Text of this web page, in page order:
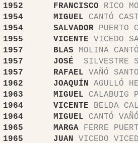
RICO
MIGUEL CANTÓ
PUERTO
VICENTE VICEDO
BLAS MOLINA
JOSÉ SILVESTRE
RAFAEL VAÑÓ
JOAQUÍN AGULLÓ
MIGUEL CALABUIG
VICENTE BELDA
MIGUEL CANTÓ
MARGA FERRE
JUAN VICEDO